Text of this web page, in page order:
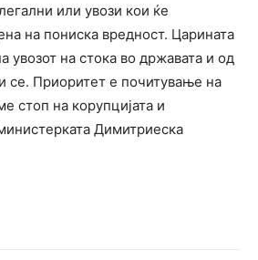
или увози кои ќе
на пониска вредност. Царината
увозот на стока во државата и од
се. Приоритет е почитување на
стоп на корупцијата и
Димитриеска